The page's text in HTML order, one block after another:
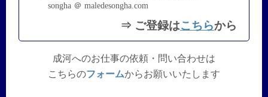
songha ＠ maledesongha.com
⇒ ご登録はこちらから
成河へのお仕事の依頼・問い合わせは
こちらのフォームからお願いいたします